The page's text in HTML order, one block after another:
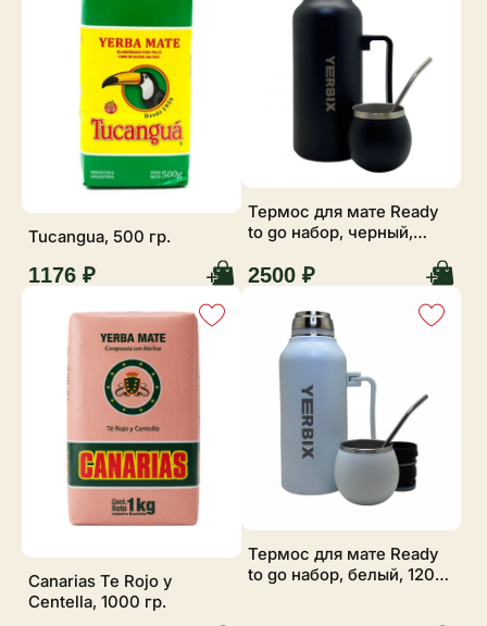
Tucangua, 500 гр.
1176 ₽
Термос для мате Ready
to go набор, черный,
2500 ₽
Canarias Te Rojo y
Centella, 1000 гр.
Термос для мате Ready
to go набор, белый, 1200